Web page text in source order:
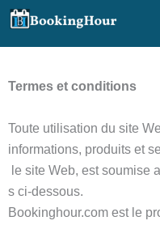
Aller
au
contenu
Termes et conditions
Toute utilisation du site
informations, produits et
le site Web, est soumise
s ci-dessous.
Bookinghour.com est le